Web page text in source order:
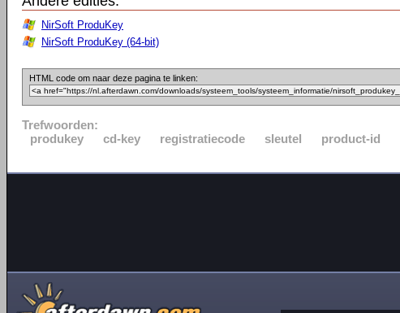
NirSoft ProduKey
NirSoft ProduKey (64-bit)
HTML code om naar deze pagina te linken:
Trefwoorden:
produkey
cd-key registratiecode sleutel product-id